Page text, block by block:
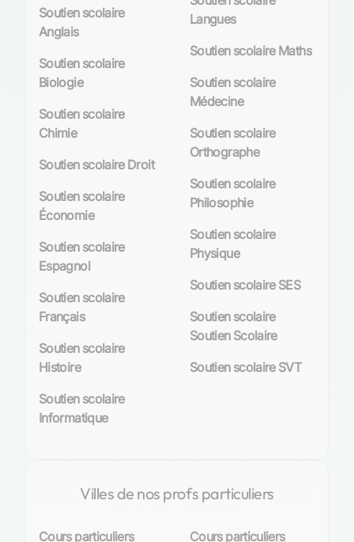
Soutien scolaire
Anglais
Soutien scolaire
Biologie
Soutien scolaire
Chimie
Soutien scolaire Droit
Soutien scolaire
Économie
Soutien scolaire
Espagnol
Soutien scolaire
Français
Soutien scolaire
Histoire
Soutien scolaire
Informatique
Langues
Soutien scolaire Maths
Soutien scolaire
Médecine
Soutien scolaire
Orthographe
Soutien scolaire
Philosophie
Soutien scolaire
Physique
Soutien scolaire SES
Soutien scolaire
Soutien Scolaire
Soutien scolaire SVT
Villes de nos profs particuliers
Cours particuliers
Cours particuliers